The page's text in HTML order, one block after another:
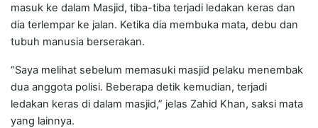
masuk ke dalam Masjid, tiba-tiba terjadi ledakan keras dan
dia terlempar ke jalan. Ketika dia membuka mata, debu dan
tubuh manusia berserakan.
“Saya melihat sebelum memasuki masjid pelaku menembak
dua anggota polisi. Beberapa detik kemudian, terjadi
ledakan keras di dalam masjid,” jelas Zahid Khan, saksi mata
yang lainnya.